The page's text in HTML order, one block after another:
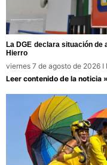
La DGE declara situación
Hierro
viernes 7 de agosto de 2026
Leer contenido de la noticia »